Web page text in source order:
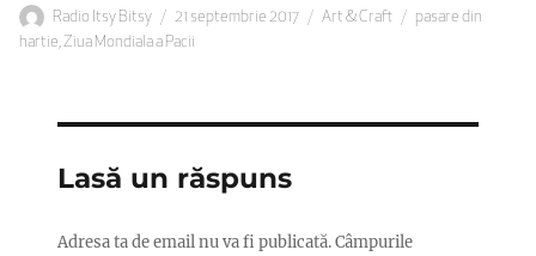
Autor
Radio Itsy Bitsy
Publicat
pe
21 septembrie 2017 Categorii
Art & Craft Etichete
pasare din
hartie,Ziua Mondiala a Pacii
Lasă un răspuns
Adresa ta de email nu va fi publicată.Câmpurile